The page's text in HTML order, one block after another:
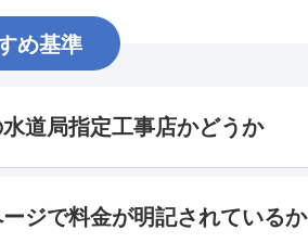
め基準
道局指定工事店かどうか
ジで料金が明記されているか